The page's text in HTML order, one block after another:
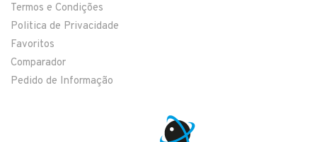
Termos e Condições
Politica de Privacidade
Favoritos
Comparador
Pedido de Informação